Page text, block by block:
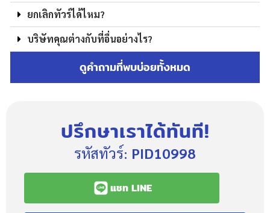
ยกเลิกทัวร์ได้ไหม?
บริษัทคุณต่างกับที่อื่นอย่างไร?
ดูคำถามที่พบบ่อยทั้งหมด
ปรึกษาเราได้ทันที!
รหัสทัวร์: PID10998
แชท LINE